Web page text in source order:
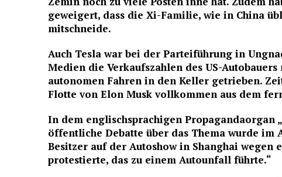
geweigert, dass die Xi-Familie, wie in China
mitschneide.
Auch Tesla war bei der Parteiführung in
Medien die Verkaufszahlen des US-
autonomen Fahren in den Keller getrieben.
Flotte von Elon Musk vollkommen aus dem
In dem englischsprachigen Propagandaorgan
öffentliche Debatte über das Thema wurde
Besitzer auf der Autoshow in Shanghai wegen
protestierte, das zu einem Autounfall führte.“